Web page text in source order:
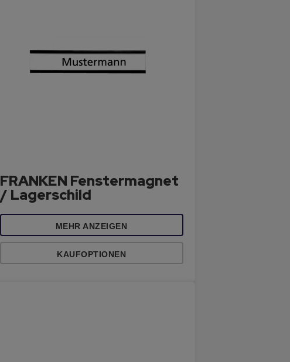
FRANKEN Fenstermagnet
/ Lagerschild
MEHR ANZEIGEN
KAUFOPTIONEN